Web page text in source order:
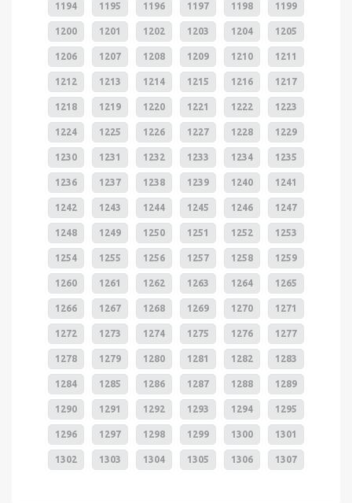
1194 1195 1196 1197 1198 1199
1200 1201 1202 1203 1204 1205
1206 1207 1208 1209 1210 1211
1212 1213 1214 1215 1216 1217
1218 1219 1220 1221 1222 1223
1224 1225 1226 1227 1228 1229
1230 1231 1232 1233 1234 1235
1236 1237 1238 1239 1240 1241
1242 1243 1244 1245 1246 1247
1248 1249 1250 1251 1252 1253
1254 1255 1256 1257 1258 1259
1260 1261 1262 1263 1264 1265
1266 1267 1268 1269 1270 1271
1272 1273 1274 1275 1276 1277
1278 1279 1280 1281 1282 1283
1284 1285 1286 1287 1288 1289
1290 1291 1292 1293 1294 1295
1296 1297 1298 1299 1300 1301
1302 1303 1304 1305 1306 1307